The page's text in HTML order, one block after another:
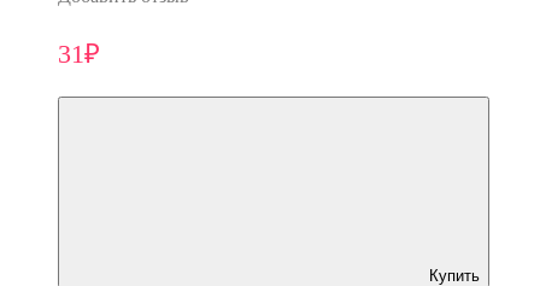
31₽
Купить